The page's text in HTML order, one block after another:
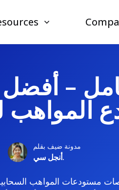
–
مدونة ضيف بقلم
أنجل سي.